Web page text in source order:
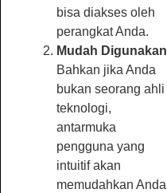
bisa diakses oleh
perangkat Anda.
Mudah Digunakan
Bahkan jika Anda
bukan seorang ahli
teknologi,
antarmuka
pengguna yang
intuitif akan
memudahkan Anda